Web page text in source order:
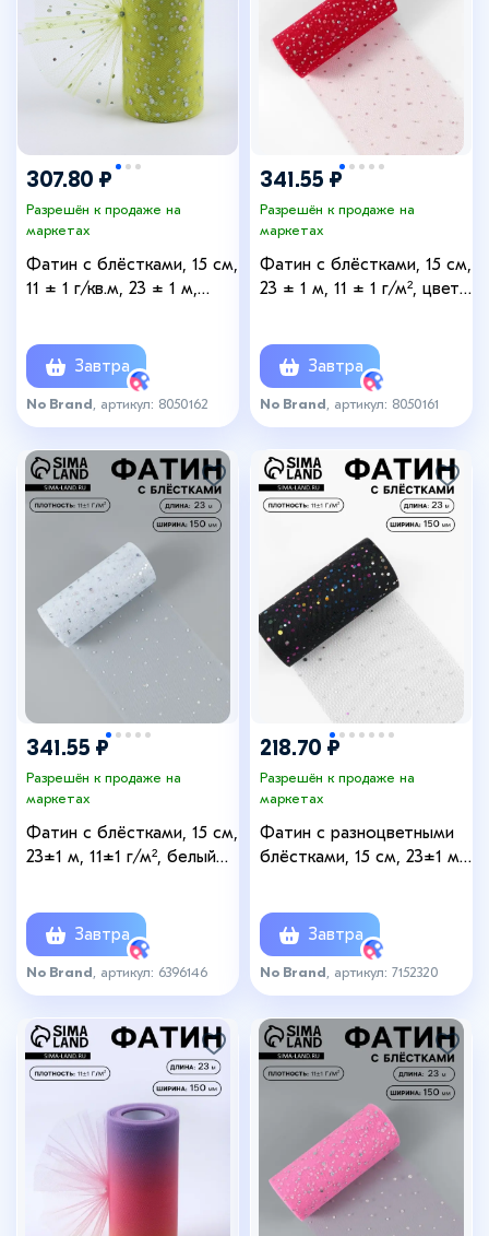
307.80 ₽
Разрешён к продаже на
маркетах
Фатин с блёстками, 15 см,
11 ± 1 г/кв.м, 23 ± 1 м,
Завтра
No Brand , артикул: 8050162
341.55 ₽
Разрешён к продаже на
маркетах
Фатин с блёстками, 15 см,
23 ± 1 м, 11 ± 1 г/м², цвет
Завтра
No Brand , артикул: 8050161
341.55 ₽
Разрешён к продаже на
маркетах
Фатин с блёстками, 15 см,
23±1 м, 11±1 г/м², белый
Завтра
No Brand , артикул: 6396146
218.70 ₽
Разрешён к продаже на
маркетах
Фатин с разноцветными
блёстками, 15 см, 23±1 м,
Завтра
No Brand , артикул: 7152320